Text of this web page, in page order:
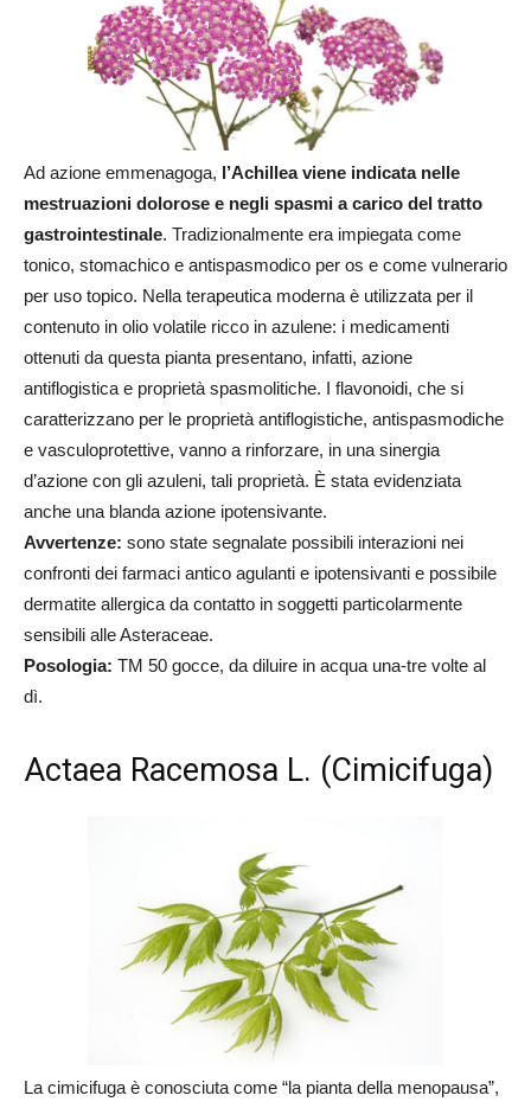
Ad azione emmenagoga, l’Achillea viene indicata nelle
mestruazioni dolorose e negli spasmi a carico del tratto
gastrointestinale. Tradizionalmente era impiegata come
tonico, stomachico e antispasmodico per os e come vulnerario
per uso topico. Nella terapeutica moderna è utilizzata per il
contenuto in olio volatile ricco in azulene: i medicamenti
ottenuti da questa pianta presentano, infatti, azione
antiflogistica e proprietà spasmolitiche. I flavonoidi, che si
caratterizzano per le proprietà antiflogistiche, antispasmodiche
e vasculoprotettive, vanno a rinforzare, in una sinergia
d’azione con gli azuleni, tali proprietà. È stata evidenziata
anche una blanda azione ipotensivante.
Avvertenze: sono state segnalate possibili interazioni nei
confronti dei farmaci antico agulanti e ipotensivanti e possibile
dermatite allergica da contatto in soggetti particolarmente
sensibili alle Asteraceae.
Posologia: TM 50 gocce, da diluire in acqua una-tre volte al
dì.
Actaea Racemosa L. (Cimicifuga)
La cimicifuga è conosciuta come “la pianta della menopausa”,